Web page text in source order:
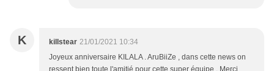
K killstear 21/01/2021 10:34
Joyeux anniversaire KILALA . AruBiiZe , dans cette news on
ressent bien toute l'amitié pour cette super équipe . Merci